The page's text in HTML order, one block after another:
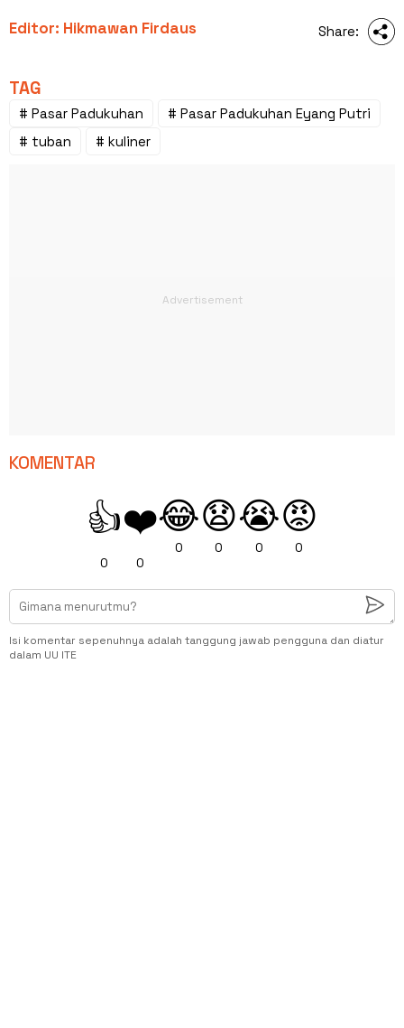
Editor: Hikmawan Firdaus Share:
TAG
# Pasar Padukuhan
# Pasar Padukuhan Eyang Putri
# tuban
# kuliner
KOMENTAR
👍
0
❤️
0
😂
0
😧
0
😭
0
😡
0
Isi komentar sepenuhnya adalah tanggung jawab pengguna dan diatur
dalam UU ITE